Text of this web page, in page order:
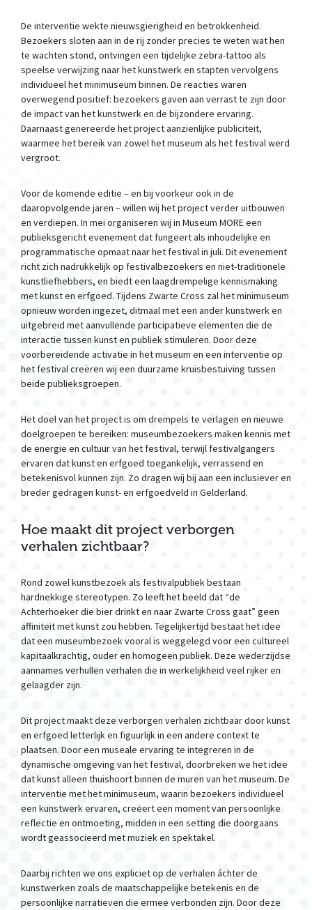
De interventie wekte nieuwsgierigheid en betrokkenheid.
Bezoekers sloten aan in de rij zonder precies te weten wat hen
te wachten stond, ontvingen een tijdelijke zebra-tattoo als
speelse verwijzing naar het kunstwerk en stapten vervolgens
individueel het minimuseum binnen. De reacties waren
overwegend positief: bezoekers gaven aan verrast te zijn door
de impact van het kunstwerk en de bijzondere ervaring.
Daarnaast genereerde het project aanzienlijke publiciteit,
waarmee het bereik van zowel het museum als het festival werd
vergroot.
Voor de komende editie – en bij voorkeur ook in de
daaropvolgende jaren – willen wij het project verder uitbouwen
en verdiepen. In mei organiseren wij in Museum MORE een
publieksgericht evenement dat fungeert als inhoudelijke en
programmatische opmaat naar het festival in juli. Dit evenement
richt zich nadrukkelijk op festivalbezoekers en niet-traditionele
kunstliefhebbers, en biedt een laagdrempelige kennismaking
met kunst en erfgoed. Tijdens Zwarte Cross zal het minimuseum
opnieuw worden ingezet, ditmaal met een ander kunstwerk en
uitgebreid met aanvullende participatieve elementen die de
interactie tussen kunst en publiek stimuleren. Door deze
voorbereidende activatie in het museum en een interventie op
het festival creëren wij een duurzame kruisbestuiving tussen
beide publieksgroepen.
Het doel van het project is om drempels te verlagen en nieuwe
doelgroepen te bereiken: museumbezoekers maken kennis met
de energie en cultuur van het festival, terwijl festivalgangers
ervaren dat kunst en erfgoed toegankelijk, verrassend en
betekenisvol kunnen zijn. Zo dragen wij bij aan een inclusiever en
breder gedragen kunst- en erfgoedveld in Gelderland.
Hoe maakt dit project verborgen
verhalen zichtbaar?
Rond zowel kunstbezoek als festivalpubliek bestaan
hardnekkige stereotypen. Zo leeft het beeld dat “de
Achterhoeker die bier drinkt en naar Zwarte Cross gaat” geen
affiniteit met kunst zou hebben. Tegelijkertijd bestaat het idee
dat een museumbezoek vooral is weggelegd voor een cultureel
kapitaalkrachtig, ouder en homogeen publiek. Deze wederzijdse
aannames verhullen verhalen die in werkelijkheid veel rijker en
gelaagder zijn.
Dit project maakt deze verborgen verhalen zichtbaar door kunst
en erfgoed letterlijk en figuurlijk in een andere context te
plaatsen. Door een museale ervaring te integreren in de
dynamische omgeving van het festival, doorbreken we het idee
dat kunst alleen thuishoort binnen de muren van het museum. De
interventie met het minimuseum, waarin bezoekers individueel
een kunstwerk ervaren, creëert een moment van persoonlijke
reflectie en ontmoeting, midden in een setting die doorgaans
wordt geassocieerd met muziek en spektakel.
Daarbij richten we ons expliciet op de verhalen áchter de
kunstwerken zoals de maatschappelijke betekenis en de
persoonlijke narratieven die ermee verbonden zijn. Door deze